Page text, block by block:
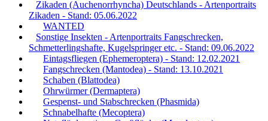
Zikaden (Auchenorrhyncha) Deutschlands - Artenportraits
Zikaden - Stand: 05.06.2022
WANTED
Sonstige Insekten - Artenportraits Fangschrecken,
Schmetterlingshafte, Kugelspringer etc. - Stand: 09.06.2022
Eintagsfliegen (Ephemeroptera) - Stand: 12.02.2021
Fangschrecken (Mantodea) - Stand: 13.10.2021
Schaben (Blattodea)
Ohrwürmer (Dermaptera)
Gespenst- und Stabschrecken (Phasmida)
Schnabelhafte (Mecoptera)